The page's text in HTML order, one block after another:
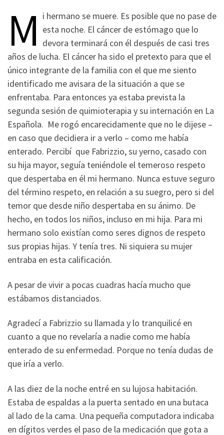
M
i hermano se muere. Es posible que no pase de
esta noche. El cáncer de estómago que lo
devora terminará con él después de casi tres
años de lucha. El cáncer ha sido el pretexto para que el
único integrante de la familia con el que me siento
identificado me avisara de la situación a que se
enfrentaba. Para entonces ya estaba prevista la
segunda sesión de quimioterapia y su internación en La
Española. Me rogó encarecidamente que no le dijese –
en caso que decidiera ir a verlo – como me había
enterado. Percibí que Fabrizzio, su yerno, casado con
su hija mayor, seguía teniéndole el temeroso respeto
que despertaba en él mi hermano. Nunca estuve seguro
del término respeto, en relación a su suegro, pero si del
temor que desde niño despertaba en su ánimo. De
hecho, en todos los niños, incluso en mi hija. Para mi
hermano solo existían como seres dignos de respeto
sus propias hijas. Y tenía tres. Ni siquiera su mujer
entraba en esta calificación.
A pesar de vivir a pocas cuadras hacía mucho que
estábamos distanciados.
Agradecí a Fabrizzio su llamada y lo tranquilicé en
cuanto a que no revelaría a nadie como me había
enterado de su enfermedad. Porque no tenía dudas de
que iría a verlo.
A las diez de la noche entré en su lujosa habitación.
Estaba de espaldas a la puerta sentado en una butaca
al lado de la cama. Una pequeña computadora indicaba
en dígitos verdes el paso de la medicación que gota a